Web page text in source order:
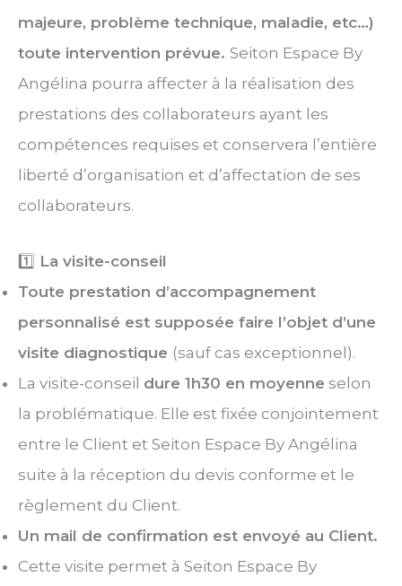
majeure, problème technique, maladie, etc…)
toute intervention prévue. Seiton Espace By
Angélina pourra affecter à la réalisation des
prestations des collaborateurs ayant les
compétences requises et conservera l’entière
liberté d’organisation et d’affectation de ses
collaborateurs.
1️⃣ La visite-conseil
Toute prestation d’accompagnement
personnalisé est supposée faire l’objet d’une
visite diagnostique (sauf cas exceptionnel).
La visite-conseil dure 1h30 en moyenne selon
la problématique. Elle est fixée conjointement
entre le Client et Seiton Espace By Angélina
suite à la réception du devis conforme et le
règlement du Client.
Un mail de confirmation est envoyé au Client.
Cette visite permet à Seiton Espace By